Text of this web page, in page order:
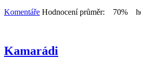
Komentáře Hodnocení průměr: 70%
Kamarádi